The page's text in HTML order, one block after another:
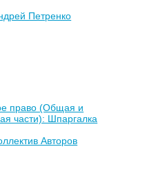
Петренко
право (Общая и
части): Шпаргалка
Авторов